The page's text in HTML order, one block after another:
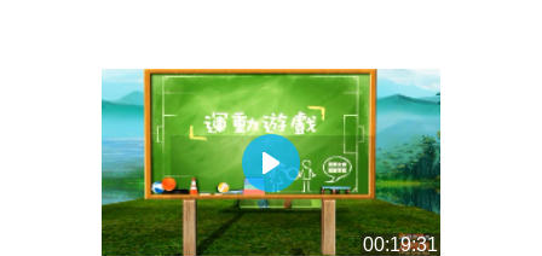
00:19:31